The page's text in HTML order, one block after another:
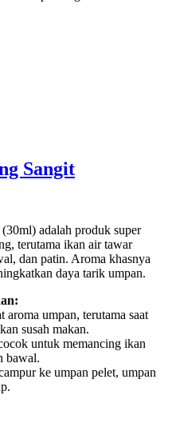
Sangit
(30ml) adalah produk super
terutama ikan air tawar
dan patin. Aroma khasnya
daya tarik umpan.
aroma umpan, terutama saat
susah makan.
untuk memancing ikan
bawal.
ke umpan pelet, umpan